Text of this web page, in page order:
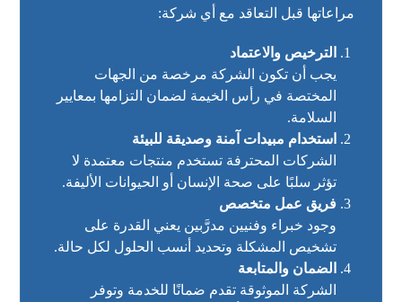
مراعاتها قبل التعاقد مع أي شركة:
الترخيص والاعتماد
يجب أن تكون الشركة مرخصة من الجهات
المختصة في رأس الخيمة لضمان التزامها بمعايير
السلامة.
استخدام مبيدات آمنة وصديقة للبيئة
الشركات المحترفة تستخدم منتجات معتمدة لا
تؤثر سلبًا على صحة الإنسان أو الحيوانات الأليفة.
فريق عمل متخصص
وجود خبراء وفنيين مدرَّبين يعني القدرة على
تشخيص المشكلة وتحديد أنسب الحلول لكل حالة.
الضمان والمتابعة
الشركة الموثوقة تقدم ضمانًا للخدمة وتوفر